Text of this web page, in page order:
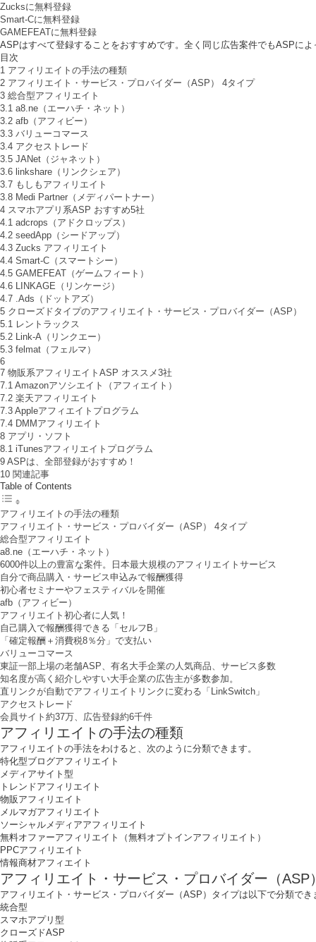
Zucksに無料登録
Smart-Cに無料登録
GAMEFEATに無料登録
ASPはすべて登録することをおすすめです。全く同じ広告案件でもASPに
目次
1 アフィリエイトの手法の種類
2 アフィリエイト・サービス・プロバイダー（ASP） 4タイプ
3 総合型アフィリエイト
3.1 a8.ne（エーハチ・ネット）
3.2 afb（アフィビー）
3.3 バリューコマース
3.4 アクセストレード
3.5 JANet（ジャネット）
3.6 linkshare（リンクシェア）
3.7 もしもアフィリエイト
3.8 Medi Partner（メディパートナー）
4 スマホアプリ系ASP おすすめ5社
4.1 adcrops（アドクロップス）
4.2 seedApp（シードアップ）
4.3 Zucks アフィリエイト
4.4 Smart-C（スマートシー）
4.5 GAMEFEAT（ゲームフィート）
4.6 LINKAGE（リンケージ）
4.7 .Ads（ドットアズ）
5 クローズドタイプのアフィリエイト・サービス・プロバイダー（ASP）
5.1 レントラックス
5.2 Link-A（リンクエー）
5.3 felmat（フェルマ）
6
7 物販系アフィリエイトASP オススメ3社
7.1 Amazonアソシエイト（アフィエイト）
7.2 楽天アフィリエイト
7.3 Appleアフィエイトプログラム
7.4 DMMアフィリエイト
8 アプリ・ソフト
8.1 iTunesアフィリエイトプログラム
9 ASPは、全部登録がおすすめ！
10 関連記事
Table of Contents
アフィリエイトの手法の種類
アフィリエイト・サービス・プロバイダー（ASP） 4タイプ
総合型アフィリエイト
a8.ne（エーハチ・ネット）
6000件以上の豊富な案件。日本最大規模のアフィリエイトサービス
自分で商品購入・サービス申込みで報酬獲得
初心者セミナーやフェスティバルを開催
afb（アフィビー）
アフィリエイト初心者に人気！
自己購入で報酬獲得できる「セルフB」
「確定報酬＋消費税8％分」で支払い
バリューコマース
東証一部上場の老舗ASP、有名大手企業の人気商品、サービス多数
知名度が高く紹介しやすい大手企業の広告主が多数参加。
直リンクが自動でアフィリエイトリンクに変わる「LinkSwitch」
アクセストレード
会員サイト約37万、広告登録約6千件
アフィリエイトの手法の種類
アフィリエイトの手法をわけると、次のように分類できます。
特化型ブログアフィリエイト
メディアサイト型
トレンドアフィリエイト
物販アフィリエイト
メルマガアフィリエイト
ソーシャルメディアアフィリエイト
無料オファーアフィリエイト（無料オプトインアフィリエイト）
PPCアフィリエイト
情報商材アフィエイト
アフィリエイト・サービス・プロバイダー（ASP
アフィリエイト・サービス・プロバイダー（ASP）タイプは以下で分類でき
統合型
スマホアプリ型
クローズドASP